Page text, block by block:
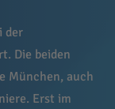
der
Die beiden
München, auch
Erst im